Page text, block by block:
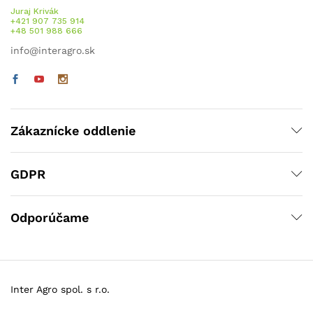
Juraj Krivák
+421 907 735 914
+48 501 988 666
info@interagro.sk
Zákaznícke oddlenie
GDPR
Odporúčame
Inter Agro spol. s r.o.